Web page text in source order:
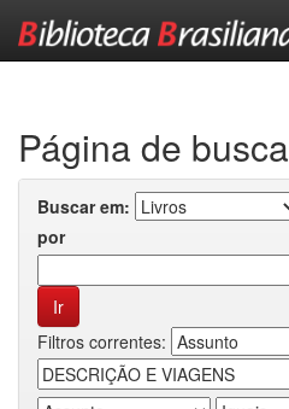
Página de busca
Buscar em:
por
Filtros correntes: